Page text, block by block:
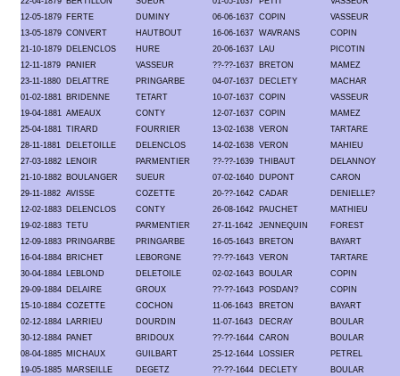
12-05-1879 FERTE DUMINY 06-06-1637 COPIN
VASSEUR
13-05-1879 CONVERT HAUTBOUT 16-06-1637 WAVRANS
COPIN
21-10-1879 DELENCLOS HURE 20-06-1637 LAU
PICOTIN
12-11-1879
PANIER VASSEUR ??-??-1637 BRETON
MAMEZ
23-11-1880
DELATTRE PRINGARBE 04-07-1637 DECLETY
MACHAR
01-02-1881 BRIDENNE TETART 10-07-1637 COPIN
VASSEUR
19-04-1881 AMEAUX CONTY 12-07-1637 COPIN
MAMEZ
25-04-1881 TIRARD FOURRIER 13-02-1638 VERON
TARTARE
28-11-1881
DELETOILLE DELENCLOS 14-02-1638 VERON
MAHIEU
27-03-1882 LENOIR PARMENTIER ??-??-1639 THIBAUT
DELANNOY
21-10-1882 BOULANGER SUEUR 07-02-1640 DUPONT
CARON
29-11-1882 AVISSE COZETTE 20-??-1642 CADAR
DENIELLE?
12-02-1883 DELENCLOS CONTY 26-08-1642 PAUCHET
MATHIEU
19-02-1883 TETU PARMENTIER 27-11-1642 JENNEQUIN
FOREST
12-09-1883 PRINGARBE PRINGARBE 16-05-1643 BRETON
BAYART
16-04-1884 BRICHET LEBORGNE ??-??-1643 VERON
TARTARE
30-04-1884 LEBLOND DELETOILE 02-02-1643 BOULAR
COPIN
29-09-1884 DELAIRE GROUX ??-??-1643 POSDAN?
COPIN
15-10-1884 COZETTE COCHON 11-06-1643 BRETON
BAYART
02-12-1884 LARRIEU DOURDIN 11-07-1643 DECRAY
BOULAR
30-12-1884 PANET BRIDOUX ??-??-1644 CARON
BOULAR
08-04-1885 MICHAUX GUILBART 25-12-1644 LOSSIER
PETREL
19-05-1885 MARSEILLE DEGETZ ??-??-1644 DECLETY
BOULAR